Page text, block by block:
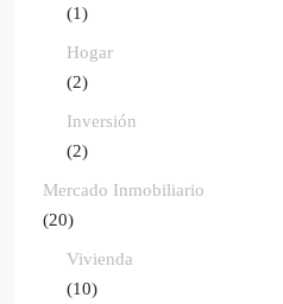
(1)
Hogar
(2)
Inversión
(2)
Mercado Inmobiliario
(20)
Vivienda
(10)